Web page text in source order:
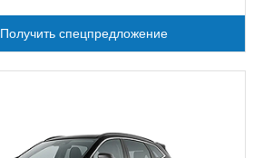
Получить спецпредложение